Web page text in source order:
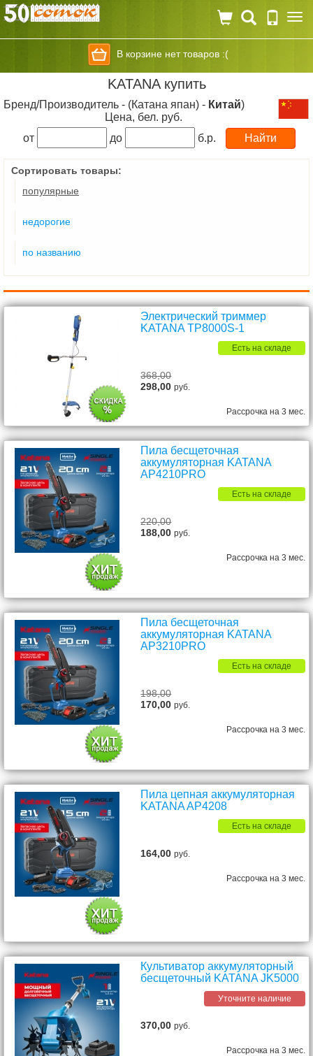
В корзине нет товаров :(
KATANA купить
Бренд/Производитель - (Катана япан) - Китай)
Цена, бел. руб.
от
до б.р.
Сортировать товары:
популярные
недорогие
по названию
Электрический триммер
KATANA TP8000S-1
Есть на складе
368,00
298,00руб.
Рассрочка на 3 мес.
Пила бесщеточная
аккумуляторная KATANA
AP4210PRO
Есть на складе
220,00
188,00руб.
Рассрочка на 3 мес.
Пила бесщеточная
аккумуляторная KATANA
AP3210PRO
Есть на складе
198,00
170,00руб.
Рассрочка на 3 мес.
Пила цепная аккумуляторная
KATANA AP4208
Есть на складе
164,00руб.
Рассрочка на 3 мес.
Культиватор аккумуляторный
бесщеточный KATANA JK5000
Уточните наличие
370,00руб.
Рассрочка на 3 мес.